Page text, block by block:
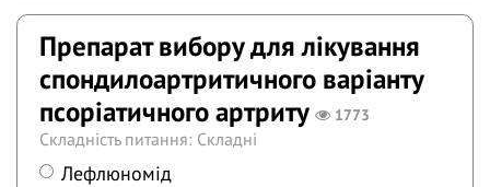
Препарат вибору для лікування
спондилоартритичного варіанту
псоріатичного артриту
1773
Складність питання: Складні
Лефлюномід